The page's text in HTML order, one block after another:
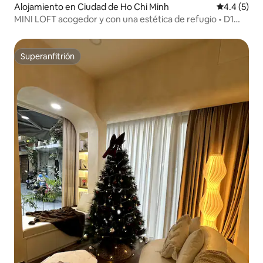
Alojamiento en Ciudad de Ho Chi Minh
4.4 (5)
MINI LOFT acogedor y con una estética de refugio • D1
Superanfitrión
Superanfitrión